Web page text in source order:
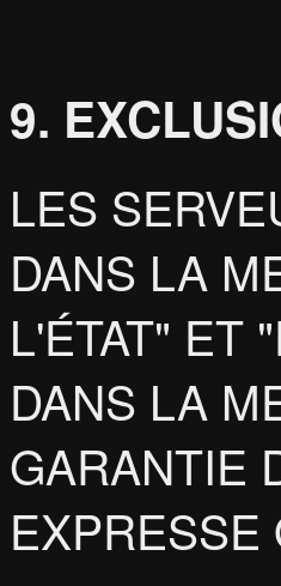
9.
LES
DANS LA
L'ÉTAT" ET
DANS LA
GARANTIE
EXPRESSE